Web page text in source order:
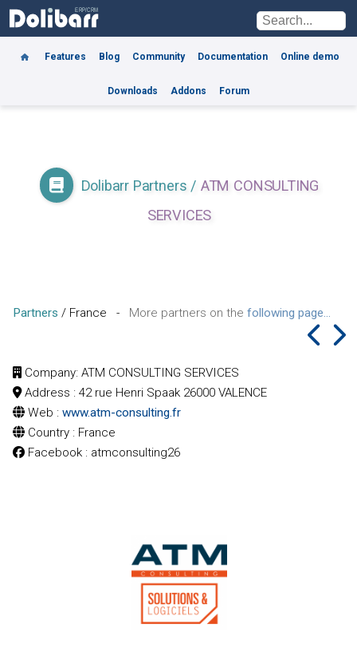
Features Blog Community Documentation Online demo
Downloads Addons Forum
Dolibarr Partners / ATM CONSULTING
SERVICES
Partners / France - More partners on the following page...
Company: ATM CONSULTING SERVICES
Address : 42 rue Henri Spaak 26000 VALENCE
Web : www.atm-consulting.fr
Country : France
Facebook : atmconsulting26